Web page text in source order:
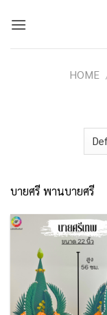
HOME
บายศรี พานบายศรี